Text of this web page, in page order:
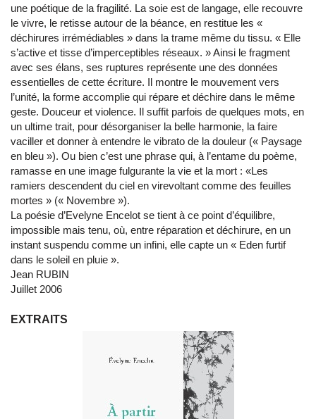
une poétique de la fragilité. La soie est de langage, elle recouvre
le vivre, le retisse autour de la béance, en restitue les «
déchirures irrémédiables » dans la trame même du tissu. « Elle
s’active et tisse d’imperceptibles réseaux. » Ainsi le fragment
avec ses élans, ses ruptures représente une des données
essentielles de cette écriture. Il montre le mouvement vers
l’unité, la forme accomplie qui répare et déchire dans le même
geste. Douceur et violence. Il suffit parfois de quelques mots, en
un ultime trait, pour désorganiser la belle harmonie, la faire
vaciller et donner à entendre le vibrato de la douleur (« Paysage
en bleu »). Ou bien c’est une phrase qui, à l’entame du poème,
ramasse en une image fulgurante la vie et la mort : «Les
ramiers descendent du ciel en virevoltant comme des feuilles
mortes » (« Novembre »).
La poésie d’Evelyne Encelot se tient à ce point d’équilibre,
impossible mais tenu, où, entre réparation et déchirure, en un
instant suspendu comme un infini, elle capte un « Eden furtif
dans le soleil en pluie ».
Jean RUBIN
Juillet 2006
EXTRAITS